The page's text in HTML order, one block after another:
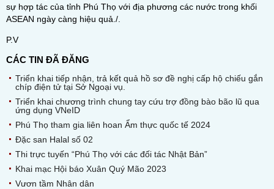
sự hợp tác của tỉnh Phú Thọ với địa phương các nước trong khối
ASEAN ngày càng hiệu quả./.
P.V
CÁC TIN ĐÃ ĐĂNG
Triển khai tiếp nhận, trả kết quả hồ sơ đề nghị cấp hộ chiếu gắn
chíp điện tử tại Sở Ngoại vụ.
Triển khai chương trình chung tay cứu trợ đồng bào bão lũ qua
ứng dụng VNeID
Phú Thọ tham gia liên hoan Ẩm thực quốc tế 2024
Đặc san Halal số 02
Thi trực tuyến “Phú Thọ với các đối tác Nhật Bản”
Khai mạc Hội báo Xuân Quý Mão 2023
Vươn tầm Nhân dân